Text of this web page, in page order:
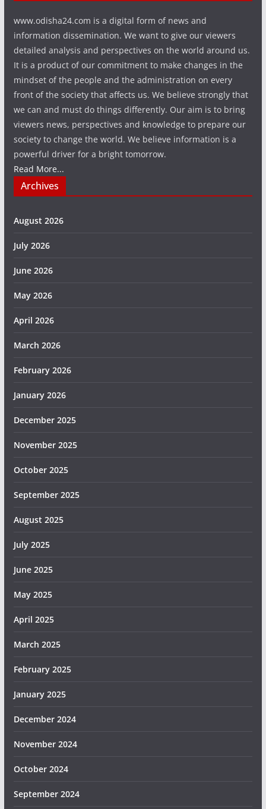
www.odisha24.com is a digital form of news and
information dissemination. We want to give our viewers
detailed analysis and perspectives on the world around us.
It is a product of our commitment to make changes in the
mindset of the people and the administration on every
front of the society that affects us. We believe strongly that
we can and must do things differently. Our aim is to bring
viewers news, perspectives and knowledge to prepare our
society to change the world. We believe information is a
powerful driver for a bright tomorrow.
Read More...
Archives
August 2026
July 2026
June 2026
May 2026
April 2026
March 2026
February 2026
January 2026
December 2025
November 2025
October 2025
September 2025
August 2025
July 2025
June 2025
May 2025
April 2025
March 2025
February 2025
January 2025
December 2024
November 2024
October 2024
September 2024